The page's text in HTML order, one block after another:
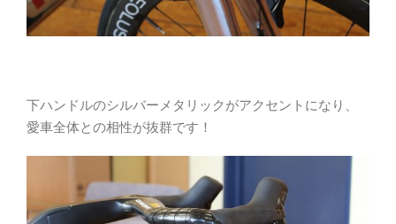
下ハンドルのシルバーメタリックがアクセントになり、
愛車全体との相性が抜群です！